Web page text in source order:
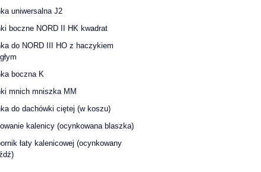
uniwersalna J2
boczne NORD II HK kwadrat
do NORD III HO z haczykiem
boczna K
mnich mniszka MM
do dachówki ciętej (w koszu)
kalenicy (ocynkowana blaszka)
łaty kalenicowej (ocynkowany